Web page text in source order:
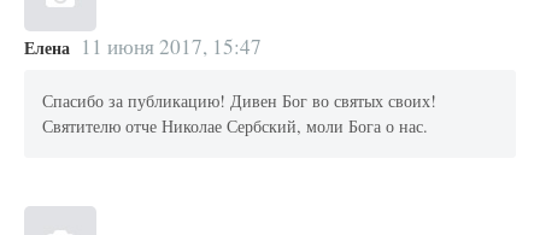
Елена 11 июня 2017, 15:47
Спасибо за публикацию! Дивен Бог во святых своих!
Святителю отче Николае Сербский, моли Бога о нас.